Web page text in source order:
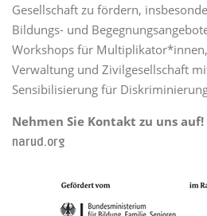
Gesellschaft zu fördern,
Bildungs- und
Workshops für
Verwaltung und Zivilgesellschaft
Sensibilisierung für
Nehmen Sie Kontakt zu uns
narud.org